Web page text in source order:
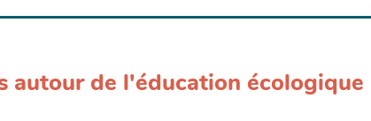
autour de l'éducation écologique